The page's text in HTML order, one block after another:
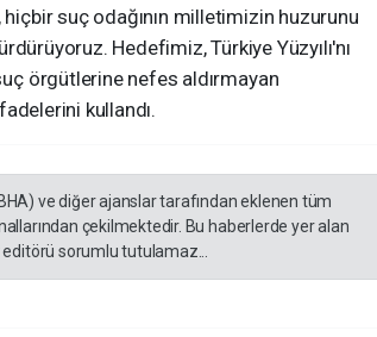
suç odağının milletimizin huzurunu
Hedefimiz, Türkiye Yüzyılı'nı
örgütlerine nefes aldırmayan
kullandı.
ve diğer ajanslar tarafından eklenen tüm
çekilmektedir. Bu haberlerde yer alan
sorumlu tutulamaz...